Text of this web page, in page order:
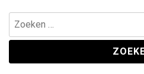
Zoeken
naar: